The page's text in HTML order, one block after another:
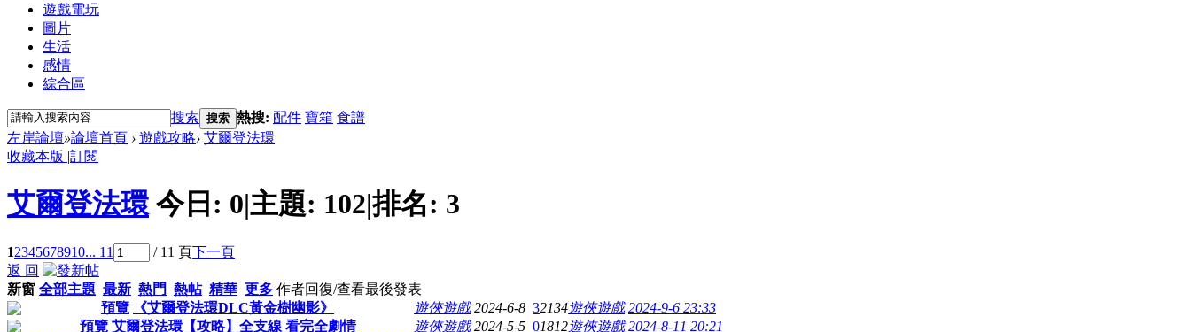
遊戲電玩
圖片
生活
感情
綜合區
搜索 搜索 熱搜: 配件 寶箱 食譜
左岸論壇»論壇首頁 › 遊戲攻略› 艾爾登法環
收藏本版 |訂閱
艾爾登法環 今日: 0|主題: 102|排名: 3
12345678910... 11 / 11 頁下一頁
返 回
新窗 全部主題 最新 熱門 熱帖 精華 更多 作者回復/查看最後發表
預覽
《艾爾登法環DLC黃金樹幽影》 遊俠遊戲 2024-6-8 32134遊俠遊戲 2024-9-6 23:33
預覽 艾爾登法環【攻略】全支線 看完全劇情 遊俠遊戲 2024-5-5 01812遊俠遊戲 2024-8-11 20:21